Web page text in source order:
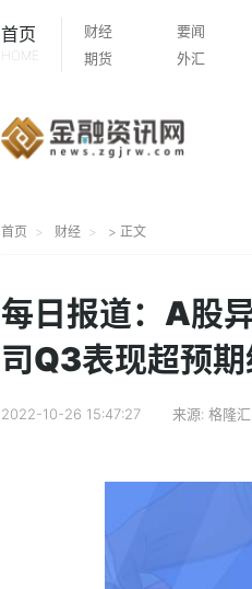
首页
HOME
财经 要闻
期货
外汇
首页 财经 > 正文
每日报道：A股
司Q3表现超预
2022-10-26 15:47:27 来源: 格隆汇